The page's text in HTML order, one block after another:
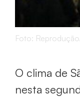
Foto:
O clima de
nesta